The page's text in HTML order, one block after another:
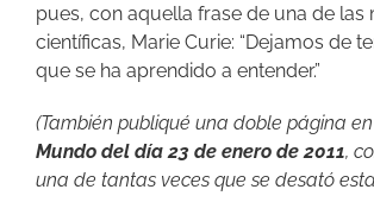
pues, con aquella frase de una de las
científicas, Marie Curie: “Dejamos de
que se ha aprendido a entender.”
(También publiqué una doble página
Mundo del día 23 de enero de 2011,
una de tantas veces que se desató